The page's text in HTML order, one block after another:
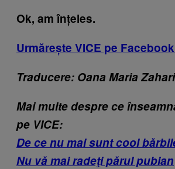
Ok, am înțeles.
Urmărește VICE pe
Traducere: Oana Maria
Mai multe despre ce
pe VICE:
De ce nu mai sunt cool
Nu vă mai radeţi părul pubian